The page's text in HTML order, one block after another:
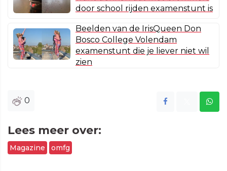
door school rijden examenstunt is
Beelden van de IrisQueen Don
Bosco College Volendam
examenstunt die je liever niet wil
zien
0
Lees meer over:
Magazine omfg